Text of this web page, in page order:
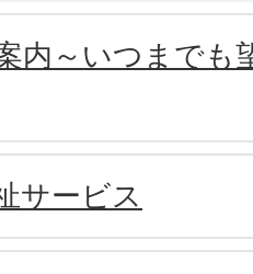
内～いつまでも
サービス